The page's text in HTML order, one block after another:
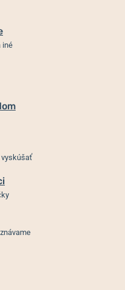
iné
vyskúšať